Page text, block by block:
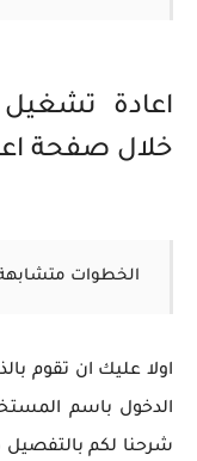
اعادة تشغيل
خلال صفحة
الخطوات متشابهة
اولا عليك ان تقوم
الدخول باسم
شرحنا لكم بالتفصيل